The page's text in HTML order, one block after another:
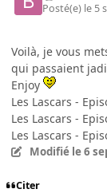
Posté(e) le 5
Voilà, je vous
qui passaient
Enjoy
Les Lascars -
Les Lascars -
Les Lascars -
Modifié le 6
Citer